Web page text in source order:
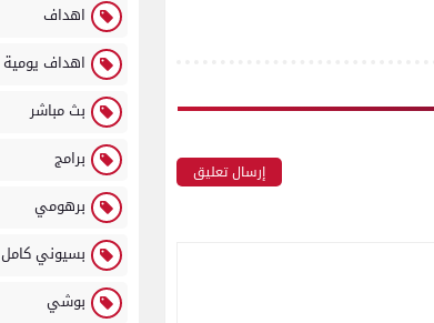
إرسال تعليق
اهداف
اهداف يومية
بث مباشر
برامج
برهومي
بسيوني كامل
بوشي